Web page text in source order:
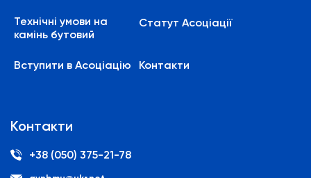
Технічні умови на
камінь бутовий
Статут Асоціації
Вступити в Асоціацію Контакти
Контакти
+38 (050) 375-21-78